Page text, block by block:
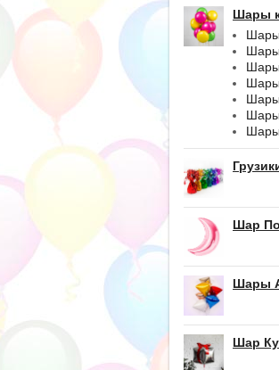
Шары
Шары
Шары
Шары
Шары
Шары
Шары
Шары
Шар
Шары
Шар